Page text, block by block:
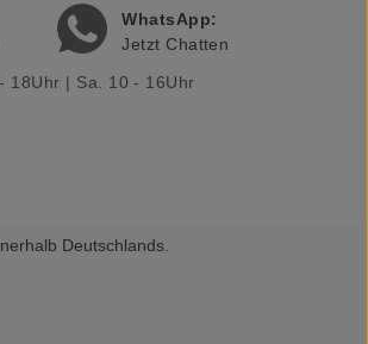
WhatsApp:
Jetzt Chatten
18Uhr | Sa. 10 - 16Uhr
Deutschlands.